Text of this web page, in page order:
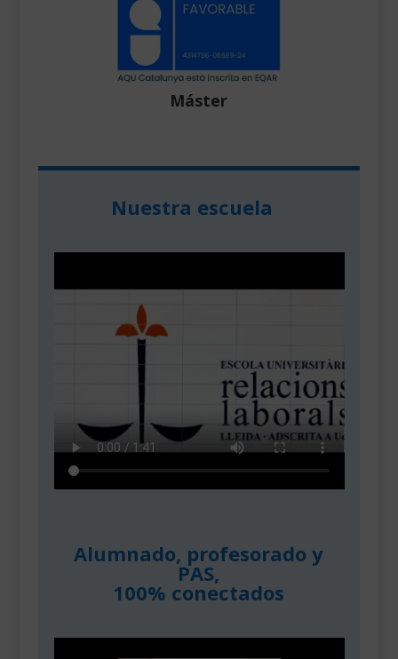
Máster
Nuestra escuela
Alumnado, profesorado y
PAS,
100% conectados